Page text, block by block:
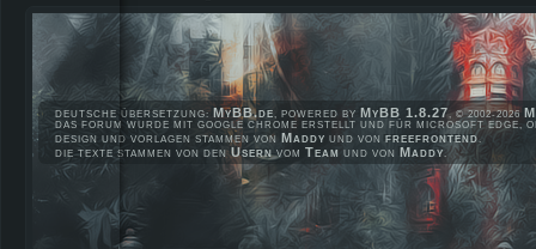
DEUTSCHE ÜBERSETZUNG: MyBB.de, POWERED BY MyBB 1.8.27, © 2002-2026
DAS FORUM WURDE MIT GOOGLE CHROME ERSTELLT UND FÜR MICROSOFT EDGE,
DESIGN UND VORLAGEN STAMMEN VON Maddy UND VONfreefrontend.
DIE TEXTE STAMMEN VON DENUsernVOM Team UND VON Maddy.